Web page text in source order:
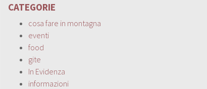
CATEGORIE
cosa fare in montagna
eventi
food
gite
In Evidenza
informazioni